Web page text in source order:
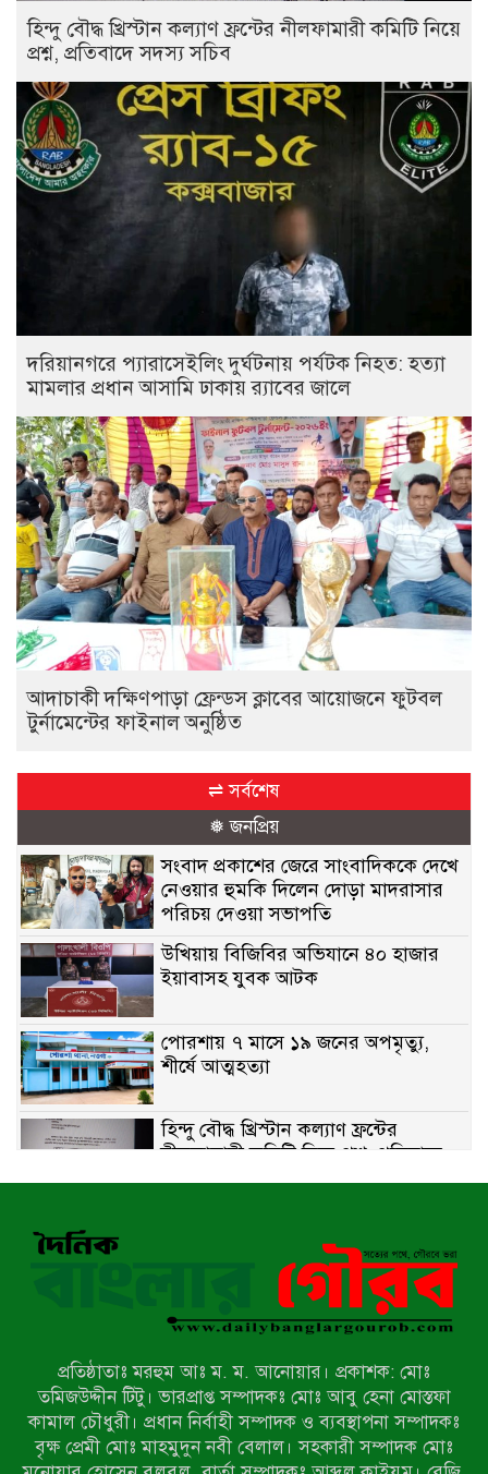
হিন্দু বৌদ্ধ খ্রিস্টান কল্যাণ ফ্রন্টের নীলফামারী কমিটি নিয়ে
প্রশ্ন, প্রতিবাদে সদস্য সচিব
দরিয়ানগরে প্যারাসেইলিং দুর্ঘটনায় পর্যটক নিহত: হত্যা
মামলার প্রধান আসামি ঢাকায় র‌্যাবের জালে
আদাচাকী দক্ষিণপাড়া ফ্রেন্ডস ক্লাবের আয়োজনে ফুটবল
টুর্নামেন্টের ফাইনাল অনুষ্ঠিত
⇌ সর্বশেষ
❅ জনপ্রিয়
সংবাদ প্রকাশের জেরে সাংবাদিককে দেখে
নেওয়ার হুমকি দিলেন দোড়া মাদরাসার
পরিচয় দেওয়া সভাপতি
উখিয়ায় বিজিবির অভিযানে ৪০ হাজার
ইয়াবাসহ যুবক আটক
পোরশায় ৭ মাসে ১৯ জনের অপমৃত্যু,
শীর্ষে আত্মহত্যা
হিন্দু বৌদ্ধ খ্রিস্টান কল্যাণ ফ্রন্টের
নীলফামারী কমিটি নিয়ে প্রশ্ন, প্রতিবাদে
সদস্য সচিব
নিহত: হত্যা মামলার প্রধান আসামি ঢাকায়
আদাচাকী দক্ষিণপাড়া ফ্রেন্ডস ক্লাবের
আয়োজনে ফুটবল টুর্নামেন্টের ফাইনাল
নওগাঁর বদলগাছীতে মানাপের
সচেতনতামূলক নাটক ‘পালাবদল’ মঞ্চস্থ
প্রতিষ্ঠাতাঃ মরহুম আঃ ম. ম. আনোয়ার। প্রকাশক: মোঃ
তমিজউদ্দীন টিটু। ভারপ্রাপ্ত সম্পাদকঃ মোঃ আবু হেনা মোস্তফা
কামাল চৌধুরী। প্রধান নির্বাহী সম্পাদক ও ব্যবস্থাপনা সম্পাদকঃ
বৃক্ষ প্রেমী মোঃ মাহমুদুন নবী বেলাল। সহকারী সম্পাদক মোঃ